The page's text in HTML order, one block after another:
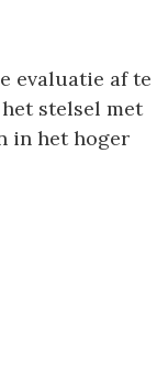
evaluatie af te
stelsel met
in het hoger